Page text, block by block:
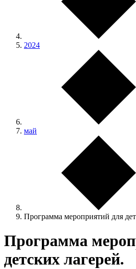
2024
май
Программа мероприятий для
Программа
детских лагерей.